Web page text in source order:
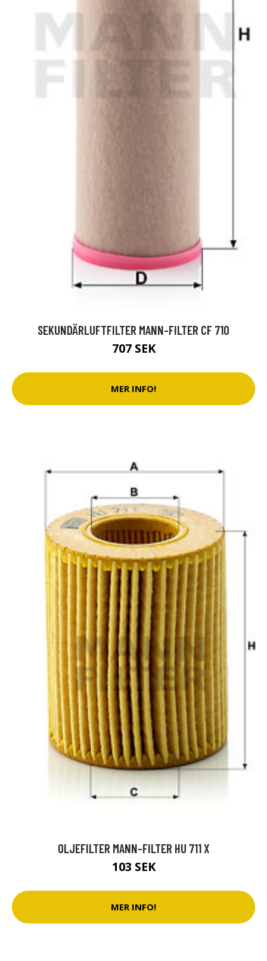
SEKUNDÄRLUFTFILTER MANN-FILTER CF 710
707 SEK
MER INFO!
OLJEFILTER MANN-FILTER HU 711 X
103 SEK
MER INFO!